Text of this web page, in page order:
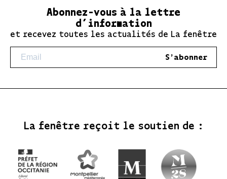
Abonnez-vous à la lettre
d’information
et recevez toutes les actualités de La fenêtre
S'abonner
La fenêtre reçoit le soutien de :